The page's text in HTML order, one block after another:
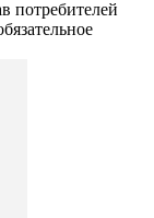
потребителей